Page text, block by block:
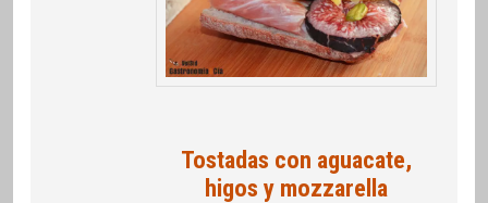
Tostadas con aguacate,
higos y mozzarella